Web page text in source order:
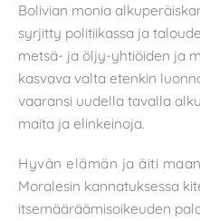
Bolivian monia
syrjitty politiikassa ja
metsä- ja öljy-yhtiöiden ja
kasvava valta etenkin
vaaransi uudella tavalla
maita ja elinkeinoja.
Hyvän elämän ja äiti
Moralesin kannatuksessa
itsemääräämisoikeuden